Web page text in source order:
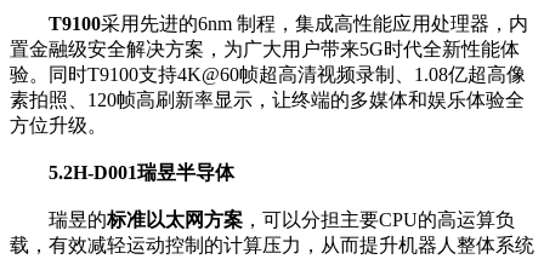
T9100采用先进的6nm 制程，集成高性能应用处理器，内
置金融级安全解决方案，为广大用户带来5G时代全新性能体
验。同时T9100支持4K@60帧超高清视频录制、1.08亿超高像
素拍照、120帧高刷新率显示，让终端的多媒体和娱乐体验全
方位升级。
5.2H-D001瑞昱半导体
瑞昱的标准以太网方案 ，可以分担主要CPU的高运算负
载，有效减轻运动控制的计算压力，从而提升机器人整体系统